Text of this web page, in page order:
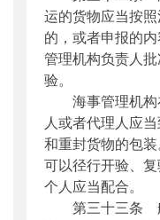
运的货物应当按
的，或者申报的
管理机构负责人
验。
海事管理机构
人或者代理人应
和重封货物的包
可以径行开验、
个人应当配合。
第三十三条 船